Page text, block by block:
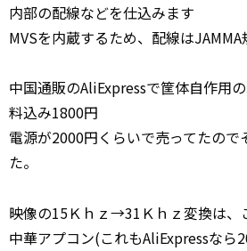
内部の配線などを仕込みます
MVSを内蔵するため、配線は
中国通販のAliExpressで筐体自作用
料込み1800円
電源が2000円くらいで売ってたので
た。
映像の15Ｋｈｚ→31Ｋｈｚ変換は、
中華アプコン(これもAliExpressなら